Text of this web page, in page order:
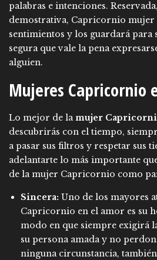
palabras e intenciones.
demostrativa, Capricornio mujer
sentimientos y los guardará para
segura que vale la pena
alguien.
Mujeres Capricornio
Lo mejor de lamujer
descubrirás con el tiempo,
a pasar sus filtros y respetar sus
adelantarte lo más importante
de la mujer Capricornio como
Sincera: Uno de los mayores
Capricornio en el amor es su
modo en que siempre exigirá
su persona amada y no
ninguna circunstancia,